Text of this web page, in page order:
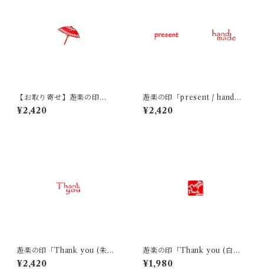
【お取り寄せ】遊楽の印
「傘」｜ 工房 蓮
¥2,420
遊楽の印「present / handma
de」｜ 工房 蓮
¥2,420
遊楽の印「Thank you (朱
文)」｜ 工房 蓮
¥2,420
遊楽の印「Thank you (白
文)」｜ 工房 蓮
¥1,980